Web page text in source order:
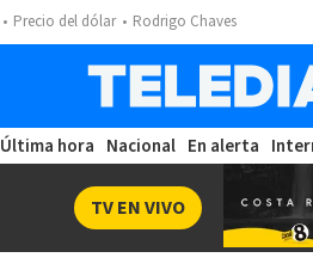
Precio del dólar Rodrigo Chaves
Última hora Nacional En alerta
TV EN VIVO